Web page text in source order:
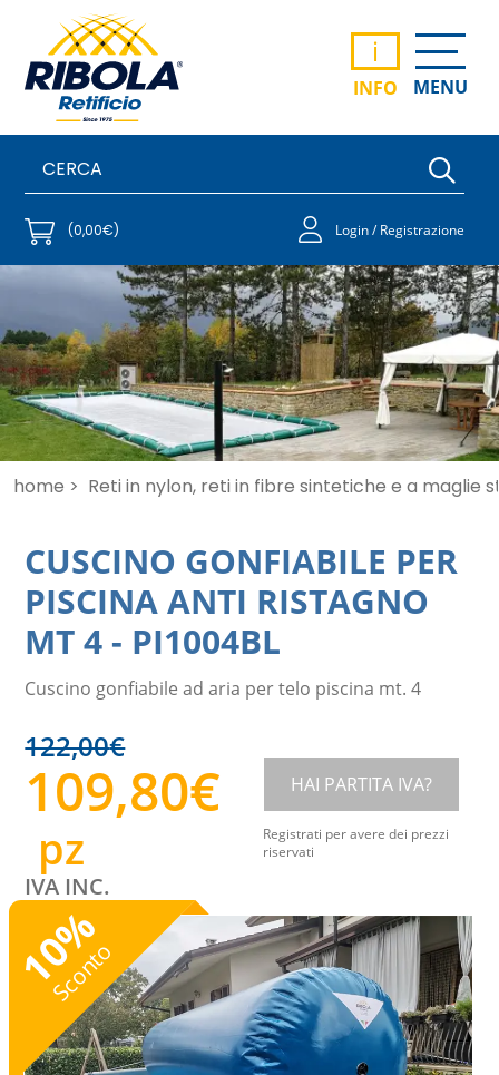
i
INFO MENU
(0,00€) Login / Registrazione
home > Reti in nylon, reti in fibre sintetiche e a maglie
CUSCINO GONFIABILE PER
PISCINA ANTI RISTAGNO
MT 4 - PI1004BL
Cuscino gonfiabile ad aria per telo piscina mt. 4
122,00€
109,80€
pz
IVA INC.
HAI PARTITA IVA?
Registrati per avere dei prezzi
riservati
10
%
Sconto